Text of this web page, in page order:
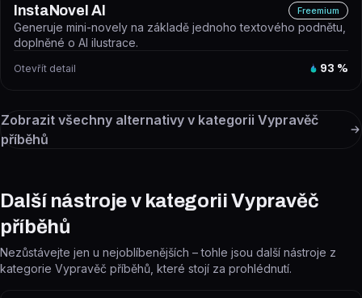
InstaNovel AI Freemium
Generuje mini-novely na základě jednoho textového podnětu,
doplněné o AI ilustrace.
Otevřít detail 93 %
Zobrazit všechny alternativy v kategorii Vypravěč
příběhů
Další nástroje v kategorii Vypravěč
příběhů
Nezůstávejte jen u nejoblíbenějších – tohle jsou další nástroje z
kategorie Vypravěč příběhů, které stojí za prohlédnutí.